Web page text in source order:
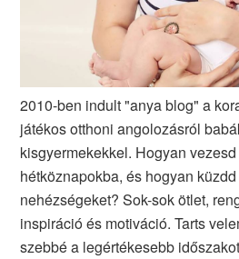
2010-ben indult "anya blog" a
játékos otthoni angolozásról
kisgyermekekkel. Hogyan
hétköznapokba, és hogyan
nehézségeket? Sok-sok ötlet,
inspiráció és motiváció. Tarts
szebbé a legértékesebb